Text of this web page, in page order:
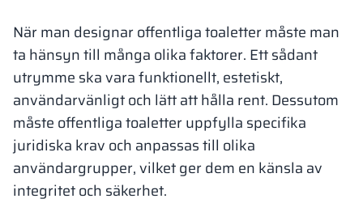
Vela
metallskåp
Bänkar och
Rumsavdelare
Lamele
Altus
L-formade skåp
När man designar offentliga toaletter måste man
ta hänsyn till många olika faktorer. Ett sådant
utrymme ska vara funktionellt, estetiskt,
användarvänligt och lätt att hålla rent. Dessutom
måste offentliga toaletter uppfylla specifika
juridiska krav och anpassas till olika
användargrupper, vilket ger dem en känsla av
integritet och säkerhet.